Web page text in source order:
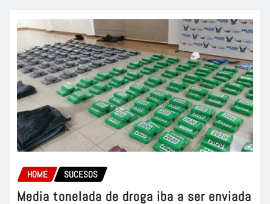
HOME SUCESOS
Media tonelada de droga iba a ser enviada